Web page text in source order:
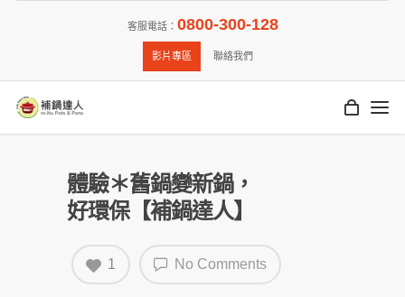
客服電話： 0800-300-128
影片專區 聯絡我們
體驗＊舊鍋變新鍋，
好環保【補鍋達人】
No Comments
1